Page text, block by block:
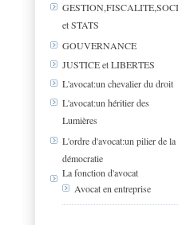
GESTION,FISCALITE,SOCIAL
et STATS
GOUVERNANCE
JUSTICE et LIBERTES
L'avocat:un chevalier du droit
L'avocat:un héritier des
Lumières
L'ordre d'avocat:un pilier de la
démocratie
La fonction d'avocat
Avocat en entreprise